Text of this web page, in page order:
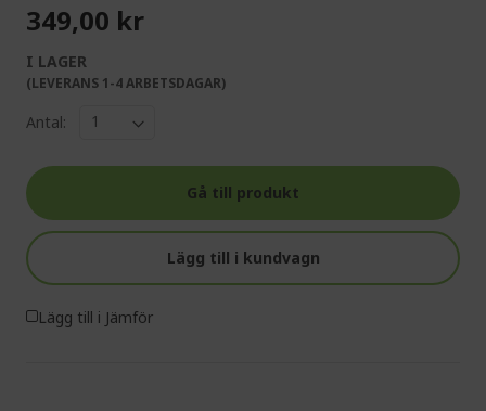
349,00 kr
I LAGER
(LEVERANS 1-4 ARBETSDAGAR)
Antal:
Gå till produkt
Lägg till i kundvagn
Lägg till i Jämför